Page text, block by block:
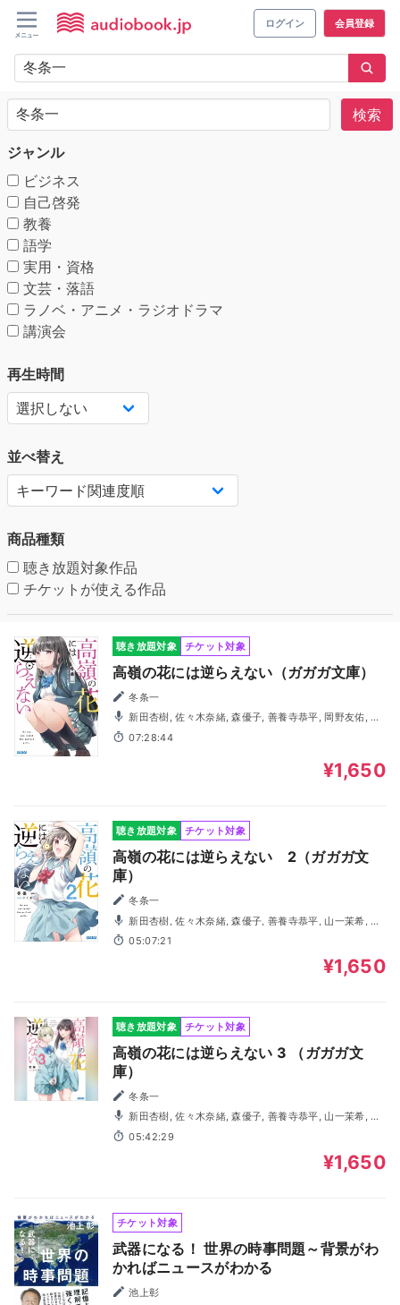
ログイン 会員登録
検索
ジャンル
ビジネス
自己啓発
教養
語学
実用・資格
文芸・落語
ラノベ・アニメ・ラジオドラマ
講演会
再生時間
並べ替え
商品種類
聴き放題対象作品
チケットが使える作品
聴き放題対象 チケット対象
高嶺の花には逆らえない（ガガガ文庫）
冬条一
新田杏樹, 佐々木奈緒, 森優子, 善養寺恭平, 岡野友佑, 山
一茉希, 内野孝聡, 田部祐理香, 司波悠真
07:28:44
¥1,650
聴き放題対象 チケット対象
高嶺の花には逆らえない 2（ガガガ文
庫）
冬条一
野孝聡, 田部祐理香, 岡野友佑, 司波悠真, 廣川来美
05:07:21
¥1,650
聴き放題対象 チケット対象
高嶺の花には逆らえない 3 （ガガガ文
庫）
冬条一
新田杏樹, 佐々木奈緒, 森優子, 善養寺恭平, 山一茉希, 内
野孝聡, 田部祐理香, 岡野友佑, 司波悠真
05:42:29
¥1,650
チケット対象
武器になる！ 世界の時事問題～背景がわ
かればニュースがわかる
池上彰